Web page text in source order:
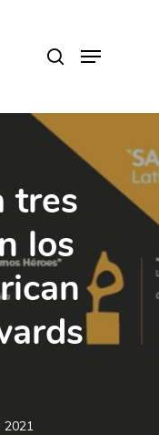
Menu
tres
los
2021